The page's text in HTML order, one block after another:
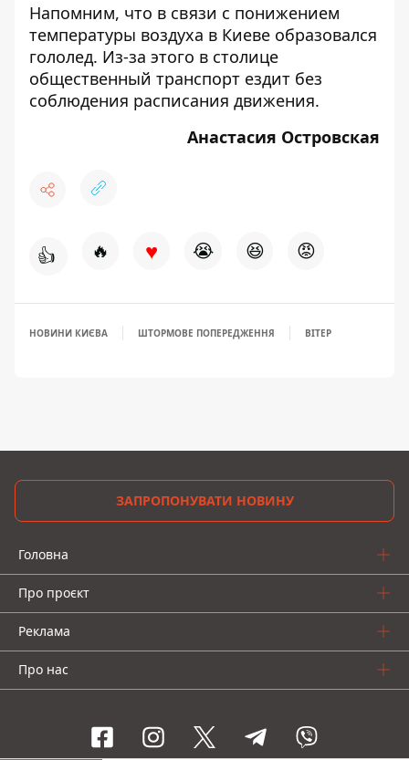
Напомним, что в связи с понижением
температуры воздуха в Киеве образовался
гололед. Из-за этого в столице
общественный транспорт ездит без
соблюдения расписания движения.
Анастасия Островская
👍 🔥 ♥ 😭 😆 😡
НОВИНИ КИЄВА ШТОРМОВЕ ПОПЕРЕДЖЕННЯ ВІТЕР
ЗАПРОПОНУВАТИ НОВИНУ
Головна
Про проєкт
Реклама
Про нас